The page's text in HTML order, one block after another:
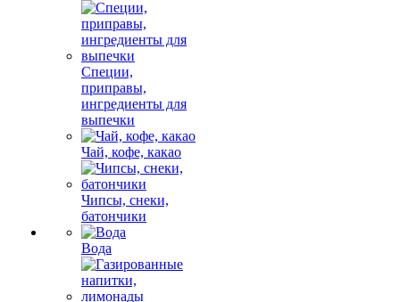
Специи,
приправы,
ингредиенты для
выпечки
Чай, кофе, какао
Чипсы, снеки,
батончики
Вода